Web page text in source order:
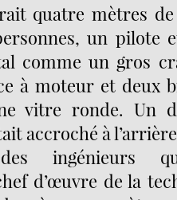
quatre mètres
un pilote
comme un gros
à moteur et deux
vitre ronde. Un
accroché à
ingénieurs
d’œuvre de la